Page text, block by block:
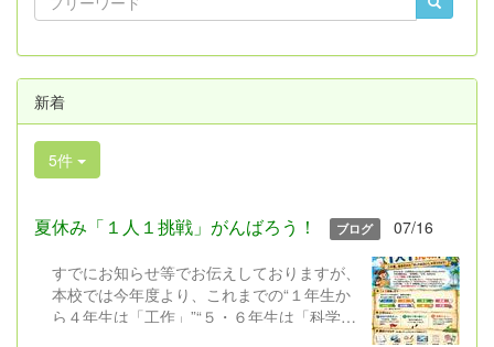
新着
5件
夏休み「１人１挑戦」がんばろう！ ブログ 07/16
すでにお知らせ等でお伝えしておりますが、
本校では今年度より、これまでの“１年生か
ら４年生は「工作」”“５・６年生は「科学研